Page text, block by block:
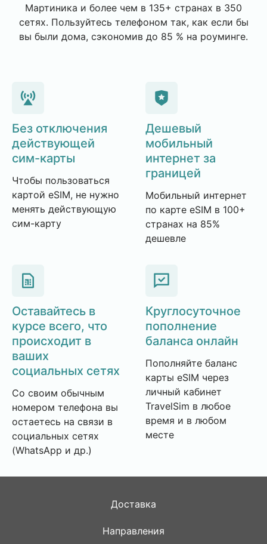
Мартиника и более чем в 135+ странах в 350
сетях. Пользуйтесь телефоном так, как если бы
вы были дома, сэкономив до 85 % на роуминге.
Без отключения
действующей
сим-карты
Чтобы пользоваться
картой eSIM, не нужно
менять действующую
сим-карту
Дешевый
мобильный
интернет за
границей
Мобильный интернет
по карте eSIM в 100+
странах на 85%
дешевле
Оставайтесь в
курсе всего, что
происходит в
ваших
социальных сетях
Со своим обычным
номером телефона вы
остаетесь на связи в
социальных сетях
(WhatsApp и др.)
Круглосуточное
пополнение
баланса онлайн
Пополняйте баланс
карты eSIM через
личный кабинет
TravelSim в любое
время и в любом
месте
Доставка
Направления